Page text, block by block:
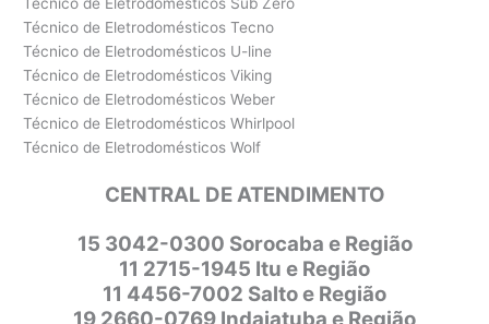
Técnico de Eletrodomésticos Tecno
Técnico de Eletrodomésticos U-line
Técnico de Eletrodomésticos Viking
Técnico de Eletrodomésticos Weber
Técnico de Eletrodomésticos Whirlpool
Técnico de Eletrodomésticos Wolf
CENTRAL DE ATENDIMENTO
15 3042-0300 Sorocaba e Região
11 2715-1945 Itu e Região
11 4456-7002 Salto e Região
19 2660-0769 Indaiatuba e Região